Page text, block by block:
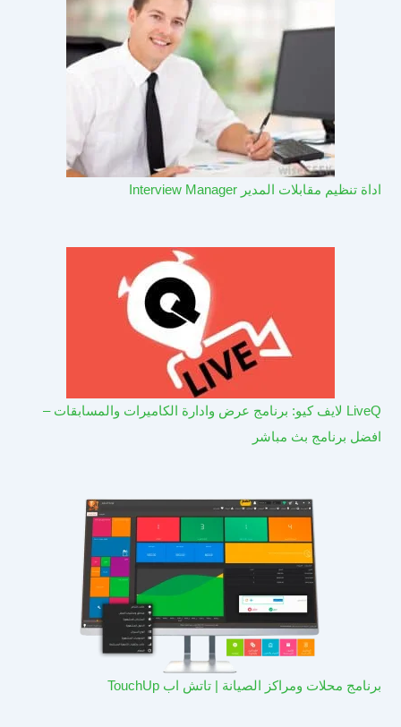
اداة تنظيم مقابلات المدير Interview Manager
LiveQ لايف كيو: برنامج عرض وادارة الكاميرات والمسابقات –
افضل برنامج بث مباشر
برنامج محلات ومراكز الصيانة | تاتش اب TouchUp